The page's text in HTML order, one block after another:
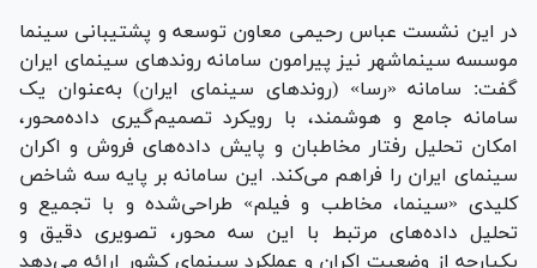
در این نشست عباس رحیمی معاون توسعه و پشتیبانی سینما
موسسه سینماشهر نیز پیرامون سامانه روند‌های سینمای ایران
گفت: سامانه «رسا» (روند‌های سینمای ایران) به‌عنوان یک
سامانه جامع و هوشمند، با رویکرد تصمیم‌گیری داده‌محور،
امکان تحلیل رفتار مخاطبان و پایش داده‌های فروش و اکران
سینمای ایران را فراهم می‌کند. این سامانه بر پایه سه شاخص
کلیدی «سینما، مخاطب و فیلم» طراحی‌شده و با تجمیع و
تحلیل داده‌های مرتبط با این سه محور، تصویری دقیق و
یکپارچه از وضعیت اکران و عملکرد سینمای کشور ارائه می‌دهد